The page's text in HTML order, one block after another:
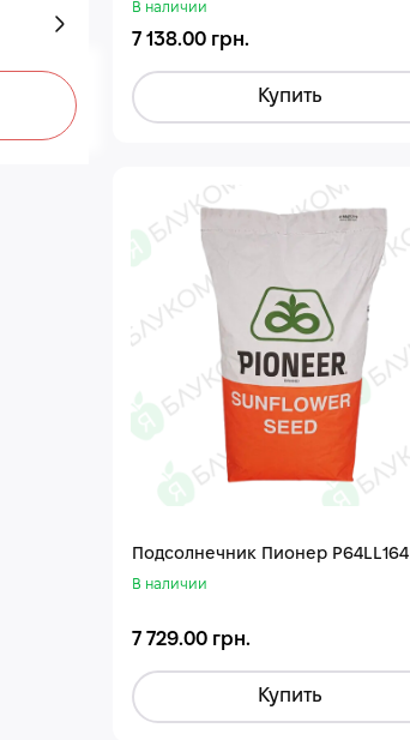
В наличии
7 138.00 грн.
Купить
Подсолнечник Пионер P64LL164
В наличии
7 729.00 грн.
Купить